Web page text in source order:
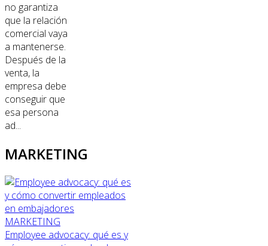
no garantiza
que la relación
comercial vaya
a mantenerse.
Después de la
venta, la
empresa debe
conseguir que
esa persona
ad...
MARKETING
MARKETING
Employee advocacy: qué es y